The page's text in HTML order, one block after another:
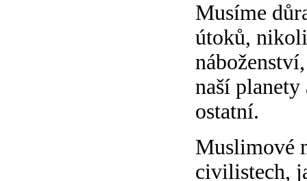
Musíme
útoků,
naší
ostatní.
Muslimové
civilistech,